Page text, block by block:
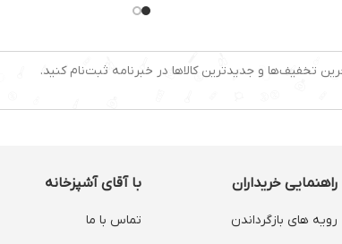
و
تخفیف‌ها و جدیدترین کالاها در خبرنامه ثبت‌نام کنید.
راهنمایی خریداران
رویه های بازگرداندن
با آقای آشپزخانه
تماس با ما